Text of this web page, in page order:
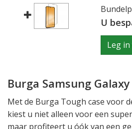
U
Leg
Burga Samsung
Met de Burga Tough case voor
kiest u niet alleen voor een
maar profiteert u óók van een